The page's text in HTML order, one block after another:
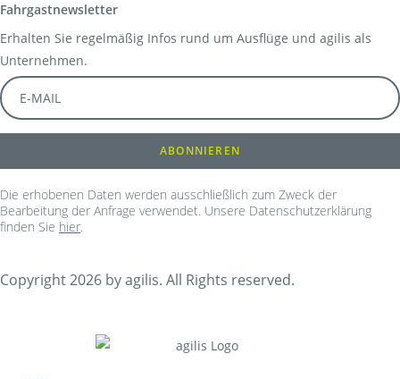
Fahrgastnewsletter
Erhalten Sie regelmäßig Infos rund um Ausflüge und agilis als
Unternehmen.
Die erhobenen Daten werden ausschließlich zum Zweck der
Bearbeitung der Anfrage verwendet. Unsere Datenschutzerklärung
finden Sie hier.
Copyright 2026 by agilis. All Rights reserved.